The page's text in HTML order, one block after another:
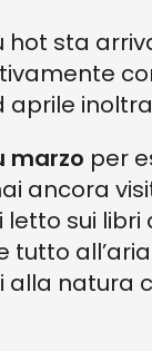
hot sta
aprile
marzo per
ancora
letto sui libri
tutto
natura